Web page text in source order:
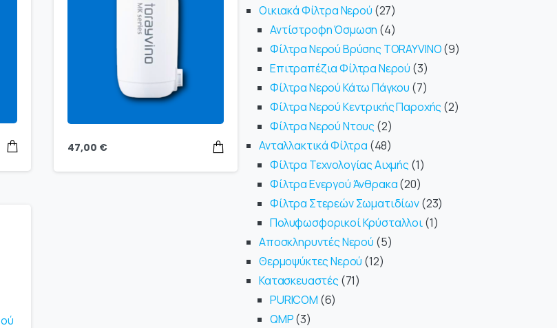
47,00 €
Οικιακά Φίλτρα Νερού 27
Αντίστροφη Όσμωση 4
Φίλτρα Νερού Βρύσης TORAYVINO 9
Επιτραπέζια Φίλτρα Νερού 3
Φίλτρα Νερού Κάτω Πάγκου 7
Φίλτρα Νερού Κεντρικής Παροχής 2
Φίλτρα Νερού Ντους 2
Ανταλλακτικά Φίλτρα 48
Φίλτρα Τεχνολογίας Αιχμής 1
Φίλτρα Ενεργού Άνθρακα 20
Φίλτρα Στερεών Σωματιδίων 23
Πολυφωσφορικοί Κρύσταλλοι 1
Αποσκληρυντές Νερού 5
Θερμοψύκτες Νερού 12
Κατασκευαστές 71
PURICOM 6
QMP 3